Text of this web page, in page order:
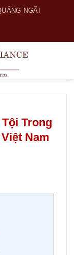
NGÃI
Trong
Nam